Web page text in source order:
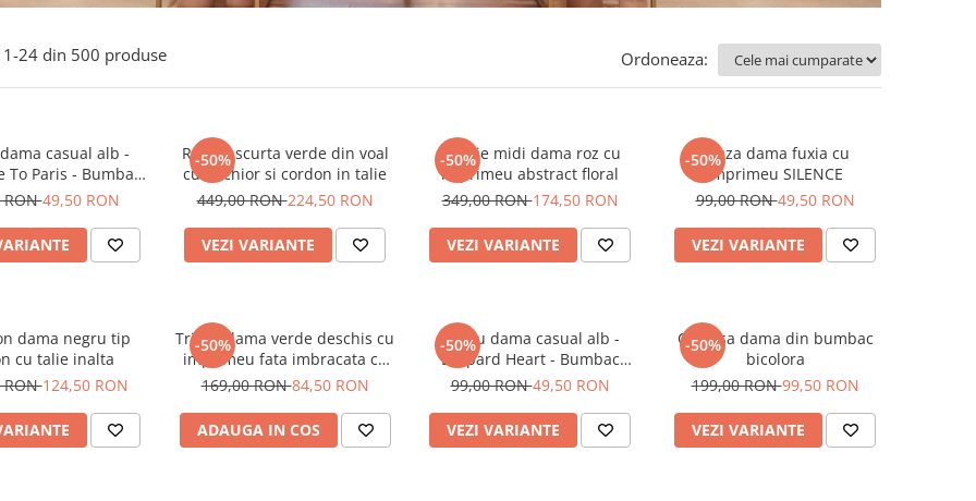
1-24 din 500 produse Ordoneaza:
casual alb -
To Paris - Bumbac
Organic
RON49,50 RON
-50%
Rochie scurta verde din voal
cu anchior si cordon in talie
449,00 RON224,50 RON
VEZI VARIANTE
-50%
Rochie midi dama roz cu
imprimeu abstract floral
349,00 RON174,50 RON
VEZI VARIANTE
-50%Bluza dama fuxia cu
imprimeu SILENCE
99,00 RON49,50 RON
VEZI VARIANTE
dama negru tip
cu talie inalta
RON124,50 RON
-50%
Tricou dama verde deschis cu
imprimeu fata imbracata cu
alb si inghetata in mana
169,00 RON84,50 RON
ADAUGA IN COS
-50%
Tricou dama casual alb -
Leopard Heart - Bumbac
Organic
99,00 RON49,50 RON
VEZI VARIANTE
-50%
Camasa dama din bumbac
bicolora
199,00 RON99,50 RON
VEZI VARIANTE